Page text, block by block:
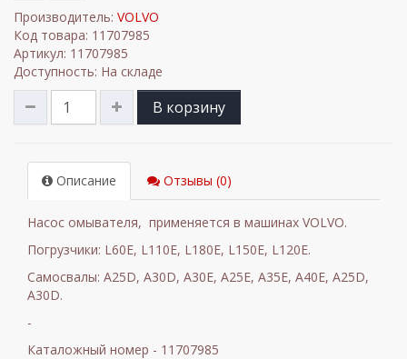
Производитель: VOLVO
Код товара: 11707985
Артикул: 11707985
Доступность: На складе
В корзину
Описание Отзывы (0)
Насос омывателя, применяется в машинах VOLVO.
Погрузчики: L60E, L110E, L180E, L150E, L120E.
Самосвалы: A25D, A30D, A30E, A25E, A35E, A40E, A25D,
A30D.
-
Каталожный номер - 11707985